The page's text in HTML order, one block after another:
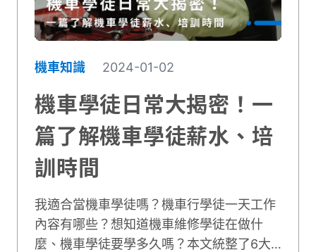
機車知識 2024-01-02
機車學徒日常大揭密！一
篇了解機車學徒薪水、培
訓時間
我適合當機車學徒嗎？機車行學徒一天工作
內容有哪些？想知道機車維修學徒在做什
麼、機車學徒要學多久嗎？本文統整了6大